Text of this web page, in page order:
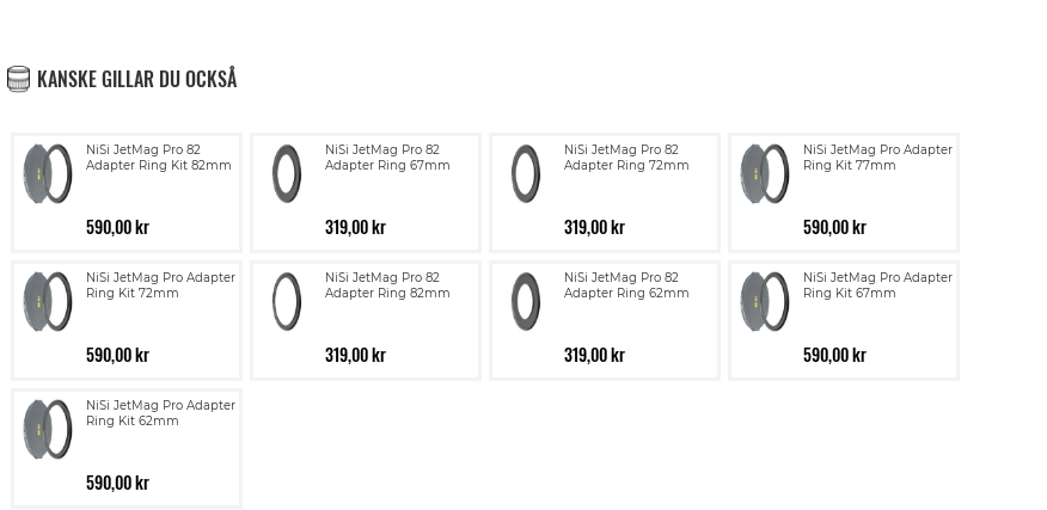
KANSKE GILLAR DU OCKSÅ
NiSi JetMag Pro 82
Adapter Ring Kit 82mm
590,00 kr
NiSi JetMag Pro 82
Adapter Ring 67mm
319,00 kr
NiSi JetMag Pro 82
Adapter Ring 72mm
319,00 kr
NiSi JetMag Pro Adapter
Ring Kit 77mm
590,00 kr
NiSi JetMag Pro Adapter
Ring Kit 72mm
590,00 kr
NiSi JetMag Pro 82
Adapter Ring 82mm
319,00 kr
NiSi JetMag Pro 82
Adapter Ring 62mm
319,00 kr
NiSi JetMag Pro Adapter
Ring Kit 67mm
590,00 kr
NiSi JetMag Pro Adapter
Ring Kit 62mm
590,00 kr